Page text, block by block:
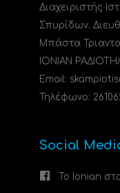
Διαχειριστής
Σπυρίδων.
Μπάστα
ΙΟΝΙΑΝ
Email:
Τηλέφωνο:
Social
Το Ionian